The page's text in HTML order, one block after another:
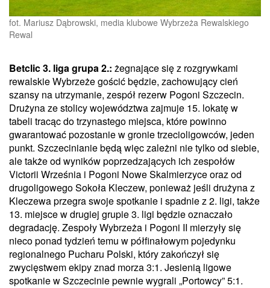
fot. Mariusz Dąbrowski, media klubowe Wybrzeża Rewalskiego
Rewal
Betclic 3. liga grupa 2.: żegnające się z rozgrywkami
rewalskie Wybrzeże gościć będzie, zachowujący cień
szansy na utrzymanie, zespół rezerw Pogoni Szczecin.
Drużyna ze stolicy województwa zajmuje 15. lokatę w
tabeli tracąc do trzynastego miejsca, które powinno
gwarantować pozostanie w gronie trzecioligowców, jeden
punkt. Szczecinianie będą więc zależni nie tylko od siebie,
ale także od wyników poprzedzających ich zespołów
Victorii Września i Pogoni Nowe Skalmierzyce oraz od
drugoligowego Sokoła Kleczew, ponieważ jeśli drużyna z
Kleczewa przegra swoje spotkanie i spadnie z 2. ligi, także
13. miejsce w drugiej grupie 3. ligi będzie oznaczało
degradację. Zespoły Wybrzeża i Pogoni II mierzyły się
nieco ponad tydzień temu w półfinałowym pojedynku
regionalnego Pucharu Polski, który zakończył się
zwycięstwem ekipy znad morza 3:1. Jesienią ligowe
spotkanie w Szczecinie pewnie wygrali „Portowcy” 5:1.